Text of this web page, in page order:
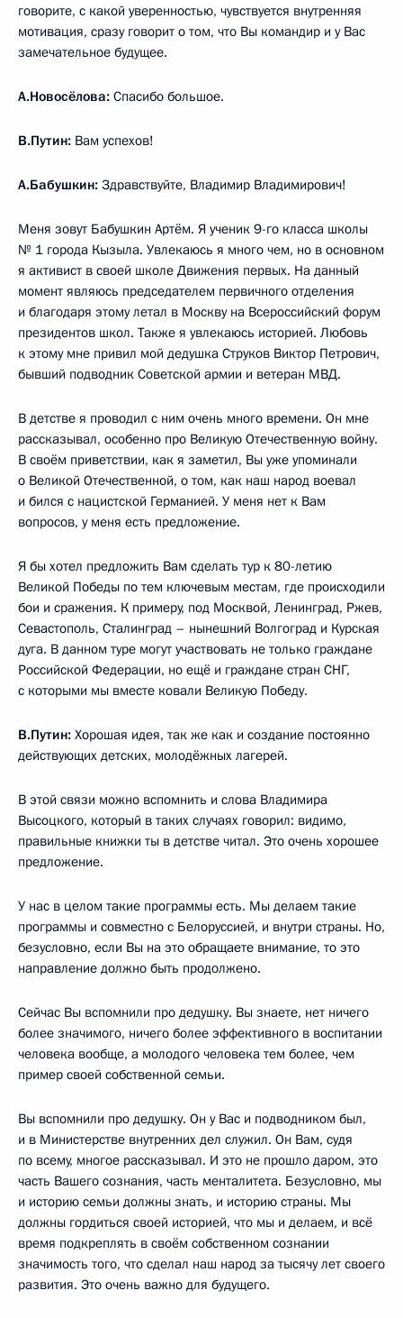
говорите, с какой уверенностью, чувствуется внутренняя
мотивация, сразу говорит о том, что Вы командир и у Вас
замечательное будущее.
А.Новосёлова: Спасибо большое.
В.Путин: Вам успехов!
А.Бабушкин: Здравствуйте, Владимир Владимирович!
Меня зовут Бабушкин Артём. Я ученик 9-го класса школы
№ 1 города Кызыла. Увлекаюсь я много чем, но в основном
я активист в своей школе Движения первых. На данный
момент являюсь председателем первичного отделения
и благодаря этому летал в Москву на Всероссийский форум
президентов школ. Также я увлекаюсь историей. Любовь
к этому мне привил мой дедушка Струков Виктор Петрович,
бывший подводник Советской армии и ветеран МВД.
В детстве я проводил с ним очень много времени. Он мне
рассказывал, особенно про Великую Отечественную войну.
В своём приветствии, как я заметил, Вы уже упоминали
о Великой Отечественной, о том, как наш народ воевал
и бился с нацистской Германией. У меня нет к Вам
вопросов, у меня есть предложение.
Я бы хотел предложить Вам сделать тур к 80-летию
Великой Победы по тем ключевым местам, где происходили
бои и сражения. К примеру, под Москвой, Ленинград, Ржев,
Севастополь, Сталинград – нынешний Волгоград и Курская
дуга. В данном туре могут участвовать не только граждане
Российской Федерации, но ещё и граждане стран СНГ,
с которыми мы вместе ковали Великую Победу.
В.Путин: Хорошая идея, так же как и создание постоянно
действующих детских, молодёжных лагерей.
В этой связи можно вспомнить и слова Владимира
Высоцкого, который в таких случаях говорил: видимо,
правильные книжки ты в детстве читал. Это очень хорошее
предложение.
У нас в целом такие программы есть. Мы делаем такие
программы и совместно с Белоруссией, и внутри страны. Но,
безусловно, если Вы на это обращаете внимание, то это
направление должно быть продолжено.
Сейчас Вы вспомнили про дедушку. Вы знаете, нет ничего
более значимого, ничего более эффективного в воспитании
человека вообще, а молодого человека тем более, чем
пример своей собственной семьи.
Вы вспомнили про дедушку. Он у Вас и подводником был,
и в Министерстве внутренних дел служил. Он Вам, судя
по всему, многое рассказывал. И это не прошло даром, это
часть Вашего сознания, часть менталитета. Безусловно, мы
и историю семьи должны знать, и историю страны. Мы
должны гордиться своей историей, что мы и делаем, и всё
время подкреплять в своём собственном сознании
значимость того, что сделал наш народ за тысячу лет своего
развития. Это очень важно для будущего.